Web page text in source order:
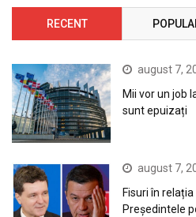
RECENT
august 7,
Mii vor un job
sunt epuizați
august 7,
Fisuri în
Președintele